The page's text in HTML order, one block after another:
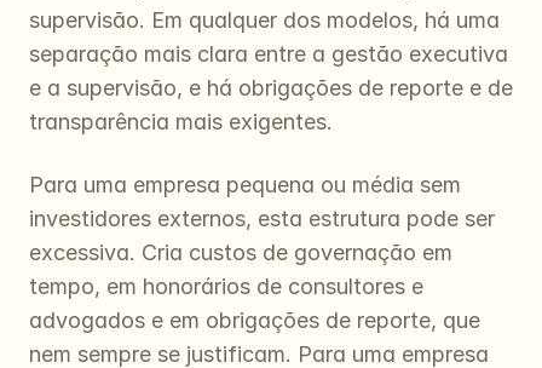
supervisão. Em qualquer dos modelos, há uma
separação mais clara entre a gestão executiva
e a supervisão, e há obrigações de reporte e de
transparência mais exigentes.
Para uma empresa pequena ou média sem
investidores externos, esta estrutura pode ser
excessiva. Cria custos de governação em
tempo, em honorários de consultores e
advogados e em obrigações de reporte, que
nem sempre se justificam. Para uma empresa